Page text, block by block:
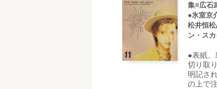
集=広石
●氷室京
松井恒
ン・ス
●表紙、
切り取
明記さ
の上で